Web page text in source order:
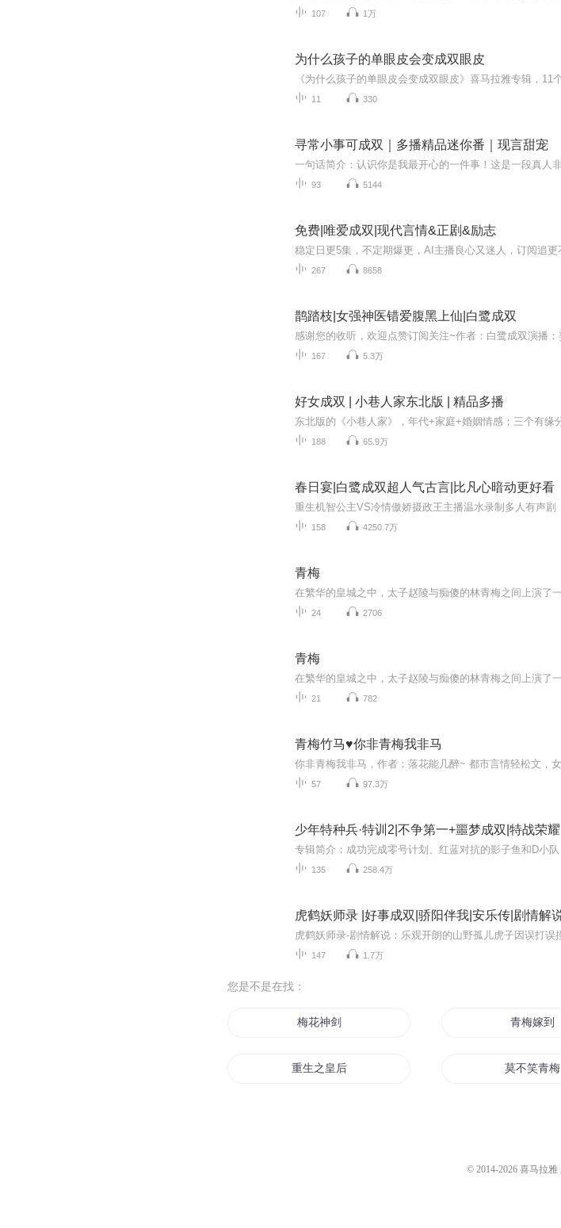
107 1万
为什么孩子的单眼皮会变成双眼皮
11 330
寻常小事可成双｜多播精品迷你番｜现言甜宠
93 5144
免费|唯爱成双|现代言情&正剧&励志
267 8658
鹊踏枝|女强神医错爱腹黑上仙|白鹭成双
167 5.3万
好女成双 | 小巷人家东北版 | 精品多播
188 65.9万
春日宴|白鹭成双超人气古言|比凡心暗动更好看
158 4250.7万
青梅
24 2706
青梅
21 782
青梅竹马♥你非青梅我非马
57 97.3万
少年特种兵·特训2|不争第一+噩梦成双|特战荣耀
135 258.4万
虎鹤妖师录 |好事成双|骄阳伴我|安乐传|剧情解
147 1.7万
您是不是在找：
梅花神剑 青梅嫁到
重生之皇后是青梅 莫不笑青梅
© 2014-2026 喜马拉雅